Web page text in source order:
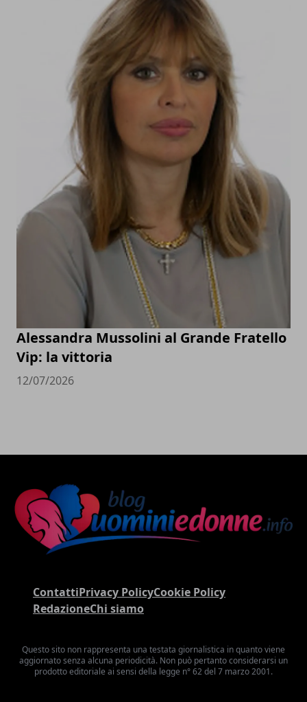
Alessandra Mussolini al Grande Fratello
Vip: la vittoria
12/07/2026
ContattiPrivacy PolicyCookie Policy
RedazioneChi siamo
Questo sito non rappresenta una testata giornalistica in quanto viene
aggiornato senza alcuna periodicità. Non può pertanto considerarsi un
prodotto editoriale ai sensi della legge n° 62 del 7 marzo 2001.